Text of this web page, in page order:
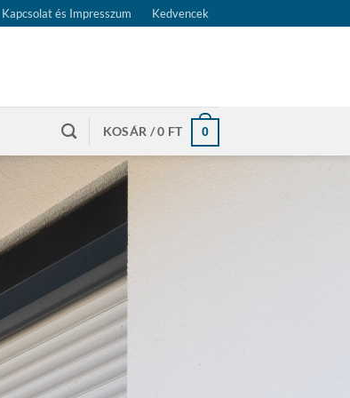
Kapcsolat és Impresszum Kedvencek
KOSÁR /0 FT 0